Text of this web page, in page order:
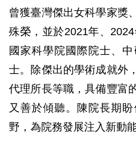
曾獲臺灣傑出女科學家獎
殊榮，並於2021年、
國家科學院國際院士、
士。除傑出的學術成就外
代理所長等職，具備豐富
又善於傾聽。陳院長期
野，為院務發展注入新動能